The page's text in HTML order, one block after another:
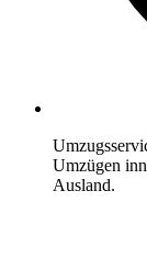
Umzügen
Ausland.